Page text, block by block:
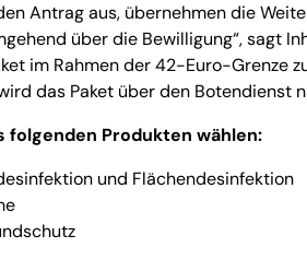
Antrag aus, übernehmen die
über die Bewilligung“, sagt
im Rahmen der 42-Euro-Grenze
das Paket über den Botendienst
folgenden Produkten wählen:
und Flächendesinfektion